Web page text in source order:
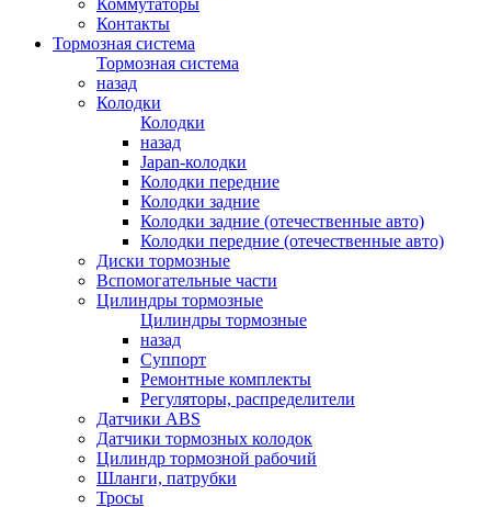
Коммутаторы
Контакты
Тормозная система
Тормозная система
назад
Колодки
Колодки
назад
Japan-колодки
Колодки передние
Колодки задние
Колодки задние (отечественные авто)
Колодки передние (отечественные авто)
Диски тормозные
Вспомогательные части
Цилиндры тормозные
Цилиндры тормозные
назад
Суппорт
Ремонтные комплекты
Регуляторы, распределители
Датчики ABS
Датчики тормозных колодок
Цилиндр тормозной рабочий
Шланги, патрубки
Тросы